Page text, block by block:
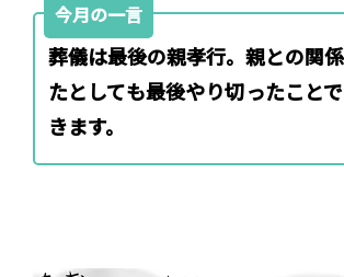
今月の一言
葬儀は最後の親孝行。親との関
たとしても最後やり切ったこと
きます。